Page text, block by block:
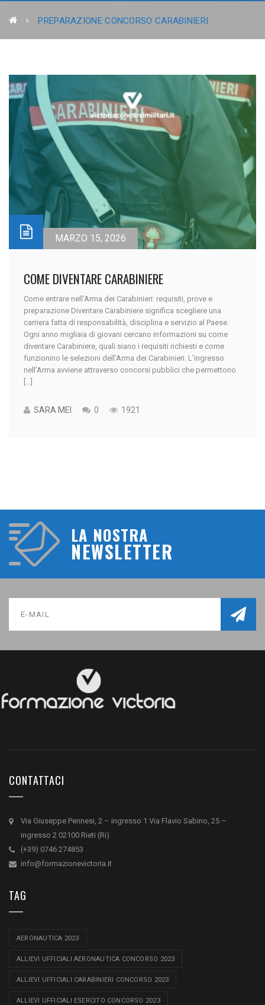
PREPARAZIONE CONCORSO CARABINIERI
MARZO 15, 2026
COME DIVENTARE CARABINIERE
Come entrare nell'Arma dei Carabinieri: requisiti, prove e
preparazione Diventare Carabiniere significa scegliere una
carriera fatta di responsabilità, disciplina e servizio al Paese.
Ogni anno migliaia di giovani cercano informazioni su come
diventare Carabiniere, quali siano i requisiti richiesti e come
funzionino le selezioni dell’Arma dei Carabinieri. L’ingresso
nell’Arma avviene attraverso concorsi pubblici che permettono
[...]
SARA MEI 0 1921
LA NOSTRA
NEWSLETTER
CONTATTACI
Via Giuseppe Pennesi, 2 – ingresso 1 Via Flavio Sabino, 25 –
ingresso 2 02100 Rieti (Ri)
(+39) 0746 274853
info@formazionevictoria.it
TAG
AERONAUTICA 2023
ALLIEVI UFFICIALI AERONAUTICA CONCORSO 2023
ALLIEVI UFFICIALI CARABINIERI CONCORSO 2023
ALLIEVI UFFICIALI ESERCITO CONCORSO 2023